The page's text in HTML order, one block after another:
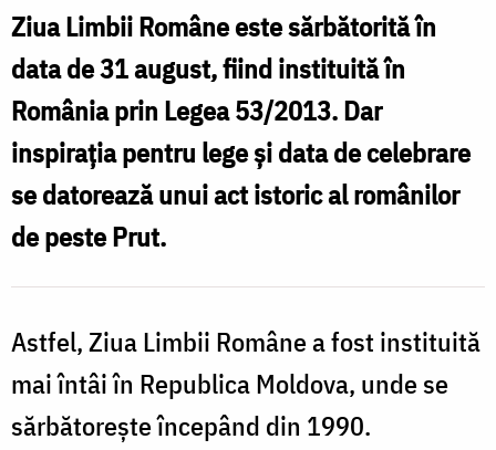
Ziua Limbii Române este sărbătorită în
data de 31 august, fiind instituită în
România prin Legea 53/2013. Dar
inspirația pentru lege și data de celebrare
se datorează unui act istoric al românilor
de peste Prut.
Astfel, Ziua Limbii Române a fost instituită
mai întâi în Republica Moldova, unde se
sărbătorește începând din 1990.